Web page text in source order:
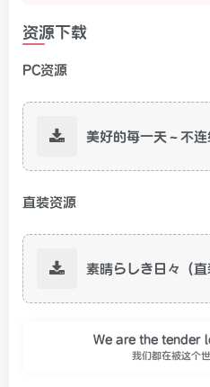
资源下载
PC资源
美好的每一天～不连
直装资源
素晴らしき日々（直
We are the tender
我们都在被这个